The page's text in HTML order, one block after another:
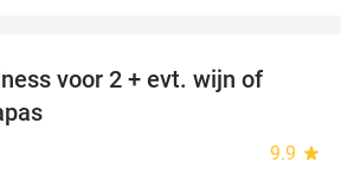
voor 2 + evt. wijn of
9.9 star